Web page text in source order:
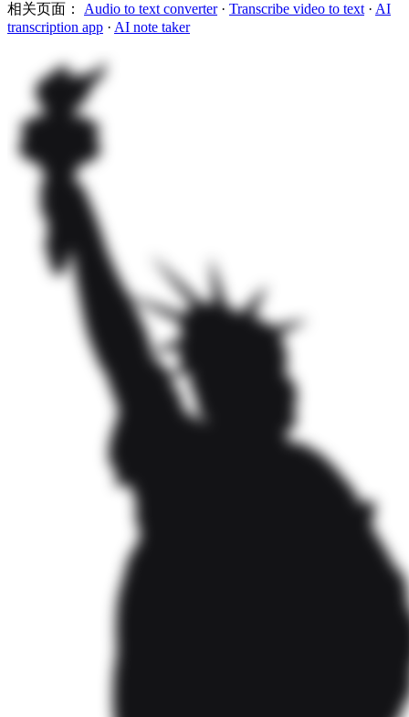
相关页面： Audio to text converter· Transcribe video to text · AI
transcription app · AI note taker